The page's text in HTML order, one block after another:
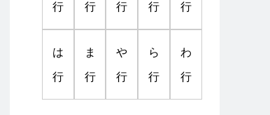
行 行 行 行 行
は
行
ま
行
や
行
ら
行
わ
行